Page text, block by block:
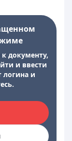
документу,
и ввести
логина и